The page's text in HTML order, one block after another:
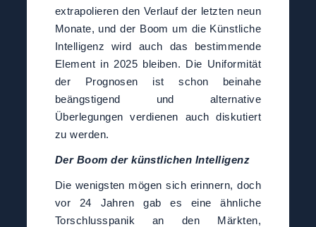
extrapolieren den Verlauf der letzten neun
Monate, und der Boom um die Künstliche
Intelligenz wird auch das bestimmende
Element in 2025 bleiben. Die Uniformität
der Prognosen ist schon beinahe
beängstigend und alternative
Überlegungen verdienen auch diskutiert
zu werden.
Der Boom der künstlichen Intelligenz
Die wenigsten mögen sich erinnern, doch
vor 24 Jahren gab es eine ähnliche
Torschlusspanik an den Märkten,